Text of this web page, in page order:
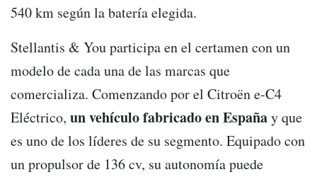
540 km según la batería elegida.
Stellantis & You participa en el certamen con un
modelo de cada una de las marcas que
comercializa. Comenzando por el Citroën e-C4
Eléctrico, un vehículo fabricado en Españay que
es uno de los líderes de su segmento. Equipado con
un propulsor de 136 cv, su autonomía puede